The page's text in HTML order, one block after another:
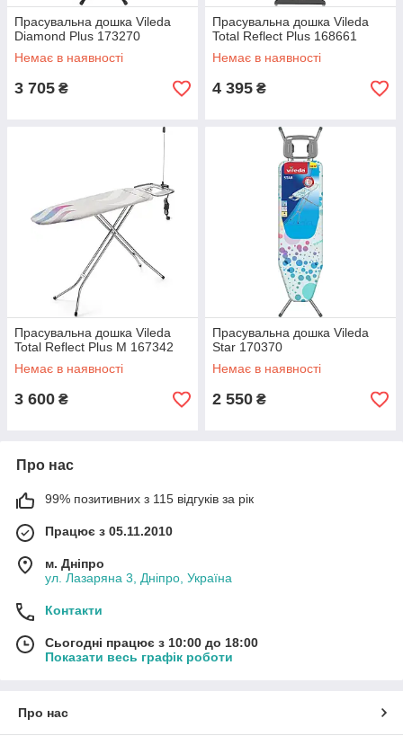
Прасувальна дошка Vileda
Diamond Plus 173270
Немає в наявності
3 705 ₴
Прасувальна дошка Vileda
Total Reflect Plus 168661
Немає в наявності
4 395 ₴
Прасувальна дошка Vileda
Total Reflect Plus M 167342
Немає в наявності
3 600 ₴
Прасувальна дошка Vileda
Star 170370
Немає в наявності
2 550 ₴
Про нас
99% позитивних з 115 відгуків за рік
Працює з 05.11.2010
м. Дніпро
ул. Лазаряна 3, Дніпро, Україна
Контакти
Сьогодні працює з 10:00 до 18:00
Показати весь графік роботи
Про нас